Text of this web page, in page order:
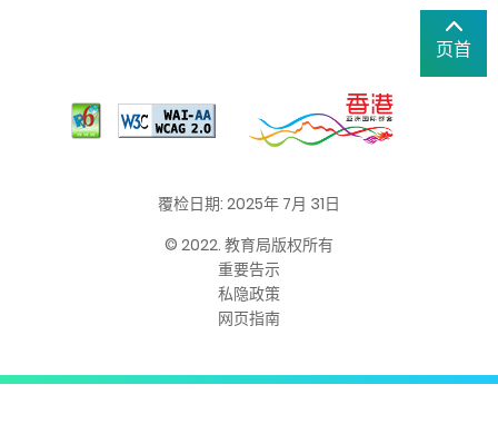
页首
覆检日期: 2025年 7月 31日
© 2022. 教育局版权所有
重要告示
私隐政策
网页指南